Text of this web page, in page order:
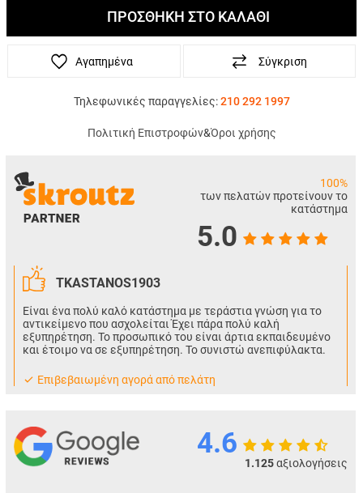
ΠΡΟΣΘΗΚΗ ΣΤΟ ΚΑΛΑΘΙ
Αγαπημένα Σύγκριση
Τηλεφωνικές παραγγελίες: 210 292 1997
Πολιτική Επιστροφών&Όροι χρήσης
100%
των πελατών προτείνουν το
κατάστημα
5.0
TKASTANOS1903
Είναι ένα πολύ καλό κατάστημα με τεράστια γνώση για το
αντικείμενο που ασχολείται Έχει πάρα πολύ καλή
εξυπηρέτηση. Το προσωπικό του είναι άρτια εκπαιδευμένο
και έτοιμο να σε εξυπηρέτηση. Το συνιστώ ανεπιφύλακτα.
Eπιβεβαιωμένη αγορά από πελάτη
4.6
1.125αξιολογήσεις